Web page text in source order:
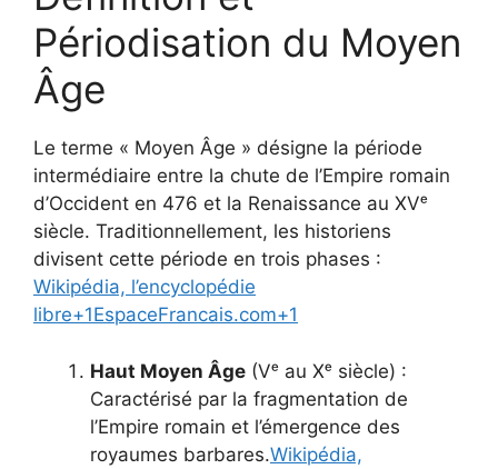
Périodisation du Moyen
Âge
Le terme « Moyen Âge » désigne la période
intermédiaire entre la chute de l’Empire romain
d’Occident en 476 et la Renaissance au XVᵉ
siècle. Traditionnellement, les historiens
divisent cette période en trois phases :
Wikipédia, l’encyclopédie
libre+1EspaceFrancais.com+1
Haut Moyen Âge (Vᵉ au Xᵉ siècle) :
Caractérisé par la fragmentation de
l’Empire romain et l’émergence des
royaumes barbares.Wikipédia,